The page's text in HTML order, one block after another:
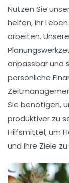
Nutzen Sie
helfen, Ihr
arbeiten.
anpassbar und
persönliche
Sie benötigen,
produktiver zu
Hilfsmittel, um
und Ihre Ziele